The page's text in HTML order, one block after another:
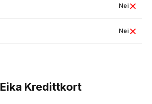
Nei
Nei
Eika Kredittkort